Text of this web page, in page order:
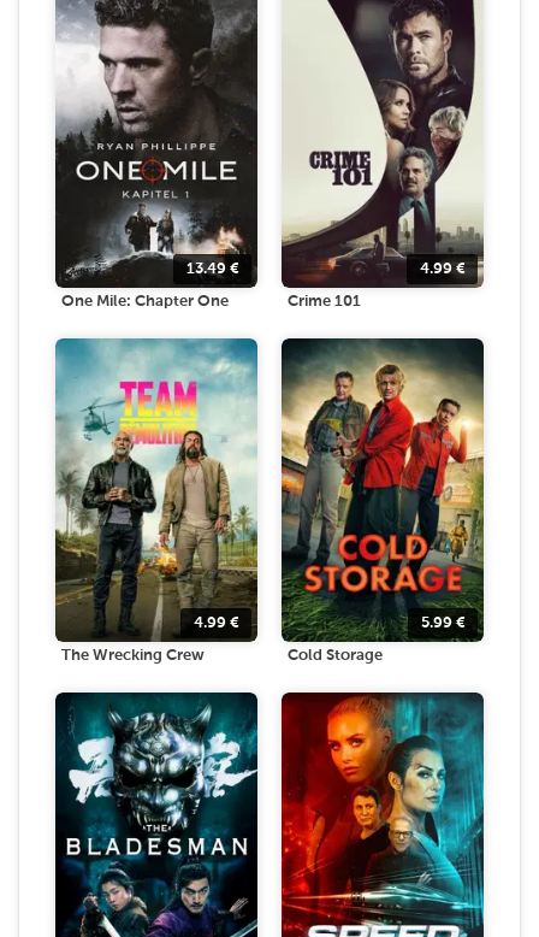
13.49 €
One Mile: Chapter One
4.99€
Crime 101
4.99 €
The Wrecking Crew
5.99 €
Cold Storage